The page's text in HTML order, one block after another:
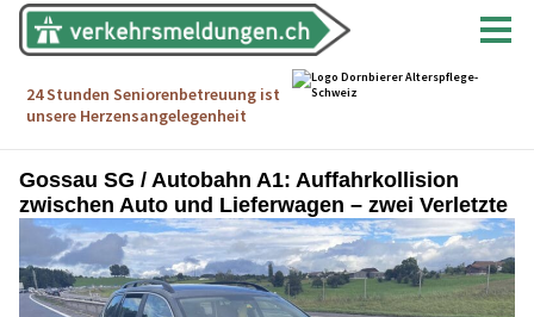
Gossau SG / Autobahn A1: Auffahrkollision
zwischen Auto und Lieferwagen – zwei Verletzte